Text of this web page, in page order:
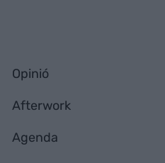
Opinió
Afterwork
Agenda